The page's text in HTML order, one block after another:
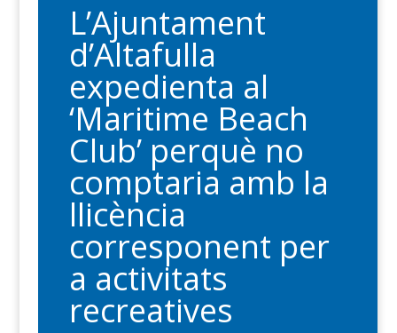
L’Ajuntament
d’Altafulla
expedienta al
‘Maritime Beach
Club’ perquè no
comptaria amb la
llicència
corresponent per
a activitats
recreatives